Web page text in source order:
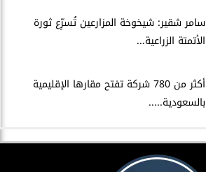
سامر شقير: شيخوخة المزارعين تُسرِّع ثورة
الأتمتة الزراعية...
أكثر من 780 شركة تفتح مقارها الإقليمية
بالسعودية.....